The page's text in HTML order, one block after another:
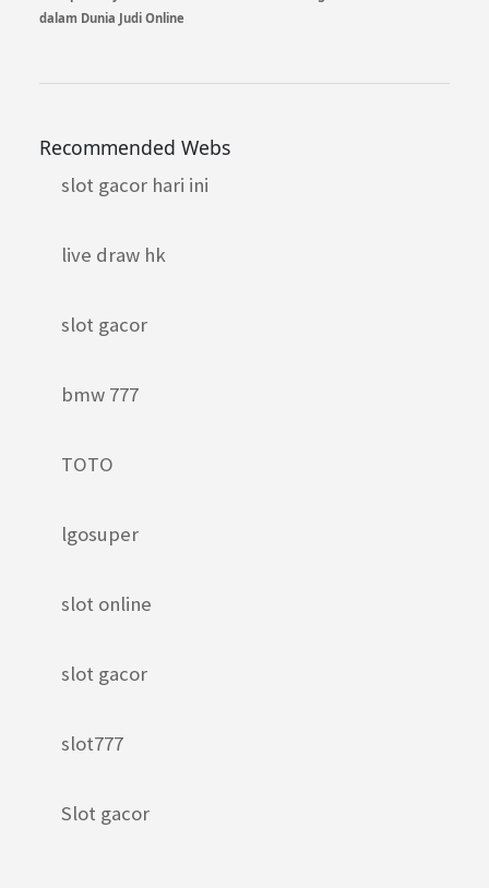
dalam Dunia Judi Online
Recommended Webs
slot gacor hari ini
live draw hk
slot gacor
bmw 777
TOTO
lgosuper
slot online
slot gacor
slot777
Slot gacor